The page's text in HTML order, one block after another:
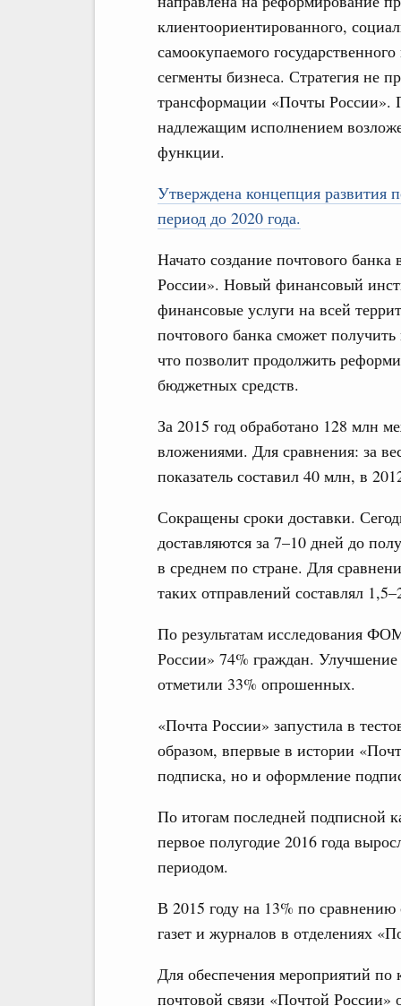
клиентоориентированного,
самоокупаемого
сегменты бизнеса. Стратегия не
трансформации «Почты России».
надлежащим исполнением
функции.
Утверждена концепция развития
период до 2020 года.
Начато создание почтового
России». Новый финансовый
финансовые услуги на всей
почтового банка сможет
что позволит продолжить
бюджетных средств.
За 2015 год обработано 128 млн
вложениями. Для сравнения: за
показатель составил 40 млн, в
Сокращены сроки доставки.
доставляются за 7–10 дней до
в среднем по стране. Для
таких отправлений составлял
По результатам исследования
России» 74% граждан.
отметили 33% опрошенных.
«Почта России» запустила в
образом, впервые в истории
подписка, но и оформление
По итогам последней подписной
первое полугодие 2016 года
периодом.
В 2015 году на 13% по
газет и журналов в отделениях
Для обеспечения мероприятий по
почтовой связи «Почтой России»